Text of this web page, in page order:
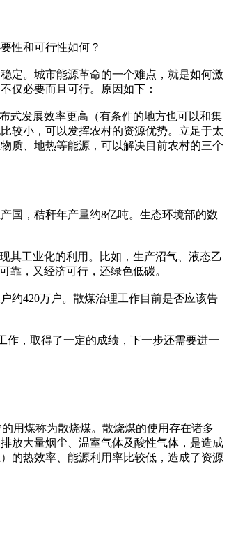
性和可行性如何？
定。城市能源革命的一个难点，就是如何激
仅必要而且可行。原因如下：
式发展效率更高（有条件的地方也可以和集
较小，可以发挥农村的资源优势。立足于太
质、地热等能源，可以解决目前农村的三个
国，秸秆年产量约8亿吨。生态环境部的数
其工业化的利用。比如，生产沼气、液态乙
，又经济可行，还绿色低碳。
约420万户。散煤治理工作目前是否应该告
作，取得了一定的成绩，下一步还需要进一
用煤称为散烧煤。散烧煤的使用存在诸多
放大量烟尘、温室气体及酸性气体，是造成
的热效率、能源利用率比较低，造成了资源